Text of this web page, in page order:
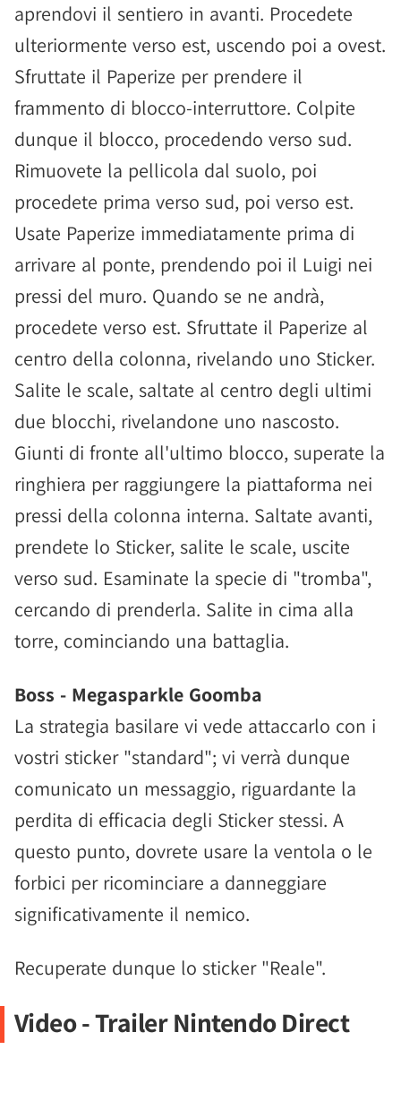
aprendovi il sentiero in avanti. Procedete
ulteriormente verso est, uscendo poi a ovest.
Sfruttate il Paperize per prendere il
frammento di blocco-interruttore. Colpite
dunque il blocco, procedendo verso sud.
Rimuovete la pellicola dal suolo, poi
procedete prima verso sud, poi verso est.
Usate Paperize immediatamente prima di
arrivare al ponte, prendendo poi il Luigi nei
pressi del muro. Quando se ne andrà,
procedete verso est. Sfruttate il Paperize al
centro della colonna, rivelando uno Sticker.
Salite le scale, saltate al centro degli ultimi
due blocchi, rivelandone uno nascosto.
Giunti di fronte all'ultimo blocco, superate la
ringhiera per raggiungere la piattaforma nei
pressi della colonna interna. Saltate avanti,
prendete lo Sticker, salite le scale, uscite
verso sud. Esaminate la specie di "tromba",
cercando di prenderla. Salite in cima alla
torre, cominciando una battaglia.
Boss - Megasparkle Goomba
La strategia basilare vi vede attaccarlo con i
vostri sticker "standard"; vi verrà dunque
comunicato un messaggio, riguardante la
perdita di efficacia degli Sticker stessi. A
questo punto, dovrete usare la ventola o le
forbici per ricominciare a danneggiare
significativamente il nemico.
Recuperate dunque lo sticker "Reale".
Video - Trailer Nintendo Direct